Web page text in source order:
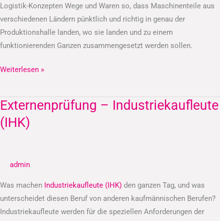
Logistik-Konzepten Wege und Waren so, dass Maschinenteile aus
verschiedenen Ländern pünktlich und richtig in genau der
Produktionshalle landen, wo sie landen und zu einem
funktionierenden Ganzen zusammengesetzt werden sollen.
Weiterlesen »
Externenprüfung – Industriekaufleute
(IHK)
admin
Was machen Industriekaufleute (IHK) den ganzen Tag, und was
unterscheidet diesen Beruf von anderen kaufmännischen Berufen?
Industriekaufleute werden für die speziellen Anforderungen der
Externenprüfung
–
Industriekaufleute